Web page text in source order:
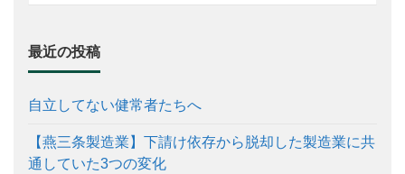
最近の投稿
自立してない健常者たちへ
【燕三条製造業】下請け依存から脱却した製造業に共
通していた3つの変化